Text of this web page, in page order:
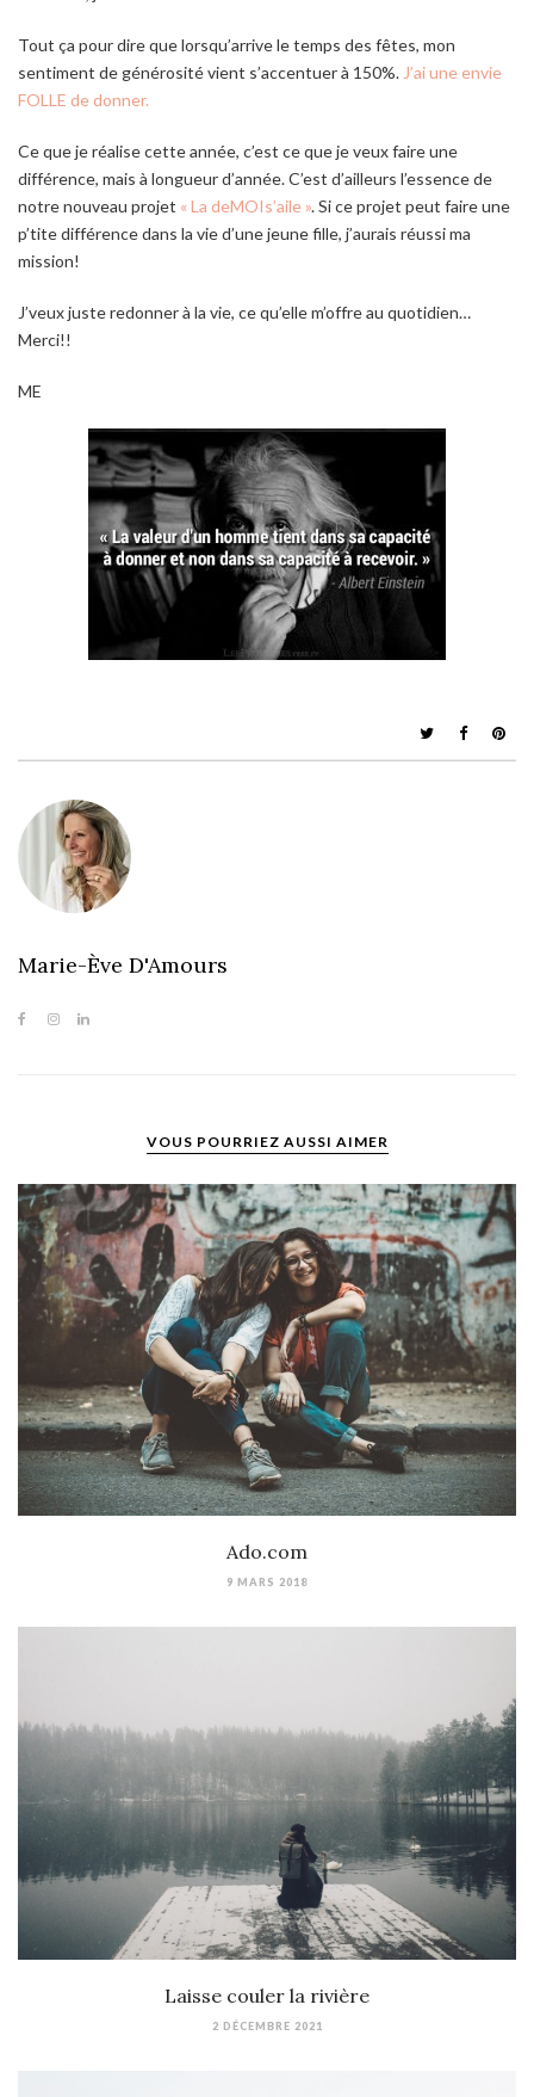
Tout ça pour dire que lorsqu’arrive le temps des fêtes, mon
sentiment de générosité vient s’accentuer à 150%. J’ai une envie
FOLLE de donner.
Ce que je réalise cette année, c’est ce que je veux faire une
différence, mais à longueur d’année. C’est d’ailleurs l’essence de
notre nouveau projet « La deMOIs’aile ». Si ce projet peut faire une
p’tite différence dans la vie d’une jeune fille, j’aurais réussi ma
mission!
J’veux juste redonner à la vie, ce qu’elle m’offre au quotidien…
Merci!!
ME
Marie-Ève D'Amours
VOUS POURRIEZ AUSSI AIMER
Ado.com
9 MARS 2018
Laisse couler la rivière
2 DÉCEMBRE 2021